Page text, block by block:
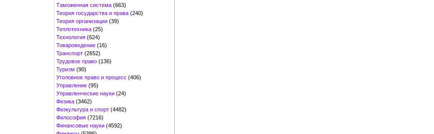
Таможенная система (663)
Теория государства и права (240)
Теория организации (39)
Теплотехника (25)
Технология (624)
Товароведение (16)
Транспорт (2652)
Трудовое право (136)
Туризм (90)
Уголовное право и процесс (406)
Управление (95)
Управленческие науки (24)
Физика (3462)
Физкультура и спорт (4482)
Философия (7216)
Финансовые науки (4592)